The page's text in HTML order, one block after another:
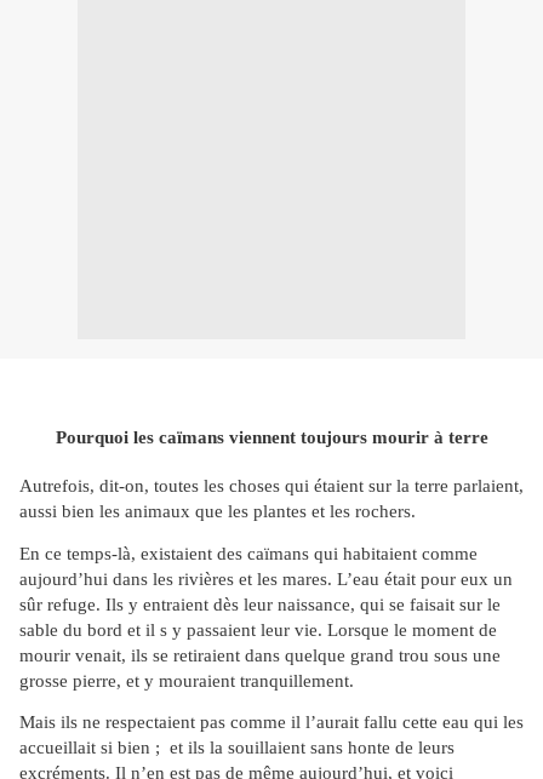
Pourquoi les caïmans viennent toujours mourir à terre
Autrefois, dit-on, toutes les choses qui étaient sur la terre parlaient,
aussi bien les animaux que les plantes et les rochers.
En ce temps-là, existaient des caïmans qui habitaient comme
aujourd’hui dans les rivières et les mares. L’eau était pour eux un
sûr refuge. Ils y entraient dès leur naissance, qui se faisait sur le
sable du bord et il s y passaient leur vie. Lorsque le moment de
mourir venait, ils se retiraient dans quelque grand trou sous une
grosse pierre, et y mouraient tranquillement.
Mais ils ne respectaient pas comme il l’aurait fallu cette eau qui les
accueillait si bien ; et ils la souillaient sans honte de leurs
excréments. Il n’en est pas de même aujourd’hui, et voici